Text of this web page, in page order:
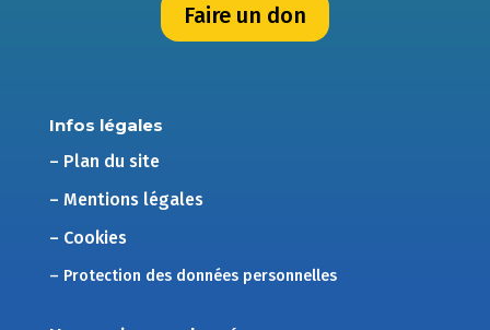
Faire un don
Infos légales
– Plan du site
– Mentions légales
– Cookies
– Protection des données personnelles